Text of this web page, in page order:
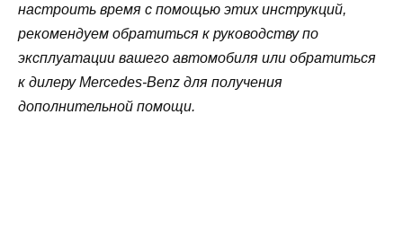
настроить время с помощью этих инструкций,
рекомендуем обратиться к руководству по
эксплуатации вашего автомобиля или обратиться
к дилеру Mercedes-Benz для получения
дополнительной помощи.